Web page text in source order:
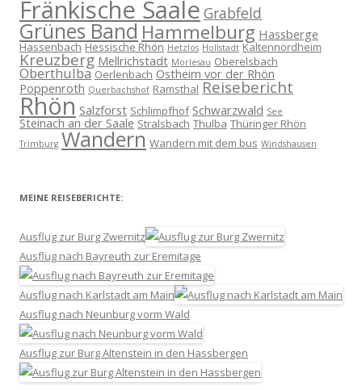
Fränkische Saale Grabfeld
Grünes BandHammelburg Hassberge
Hassenbach Hessische Rhön Hetzlos Hollstadt Kaltennordheim
Kreuzberg Mellrichstadt Morlesau Oberelsbach
Oberthulba Oerlenbach Ostheim vor der Rhön
Poppenroth Querbachshof Ramsthal Reisebericht
Rhön Salzforst Schlimpfhof Schwarzwald See
Steinach an der Saale Stralsbach Thulba Thüringer Rhön
Trimburg Wandern Wandern mit dem bus Windshausen
MEINE REISEBERICHTE:
Ausflug zur Burg Zwernitz
Ausflug nach Bayreuth zur Eremitage
Ausflug nach Karlstadt am Main
Ausflug nach Neunburg vorm Wald
Ausflug zur Burg Altenstein in den Hassbergen